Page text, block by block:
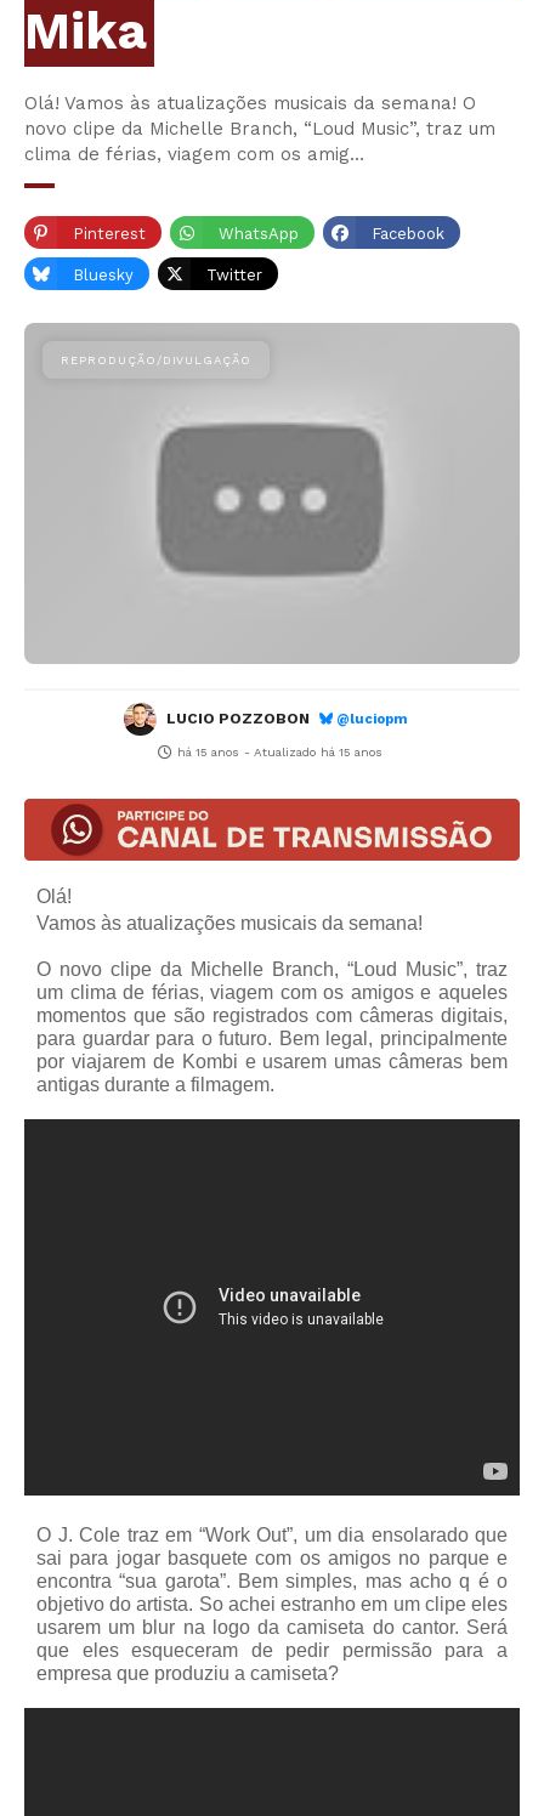
Mika
Olá! Vamos às atualizações musicais da semana! O
novo clipe da Michelle Branch, “Loud Music”, traz um
clima de férias, viagem com os amig…
Pinterest WhatsApp Facebook
Bluesky Twitter
LUCIO POZZOBON @luciopm
há 15 anos - Atualizado há 15 anos
Olá!
Vamos às atualizações musicais da semana!
O novo clipe da Michelle Branch, “Loud Music”, traz
um clima de férias, viagem com os amigos e aqueles
momentos que são registrados com câmeras digitais,
para guardar para o futuro. Bem legal, principalmente
por viajarem de Kombi e usarem umas câmeras bem
antigas durante a filmagem.
O J. Cole traz em “Work Out”, um dia ensolarado que
sai para jogar basquete com os amigos no parque e
encontra “sua garota”. Bem simples, mas acho q é o
objetivo do artista. So achei estranho em um clipe eles
usarem um blur na logo da camiseta do cantor. Será
que eles esqueceram de pedir permissão para a
empresa que produziu a camiseta?